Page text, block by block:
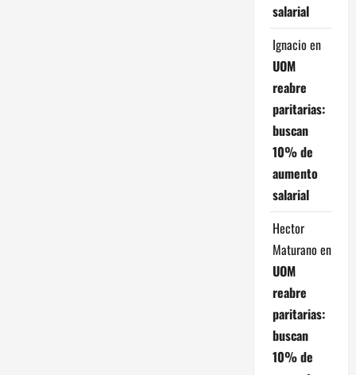
salarial
Ignacio en
UOM
reabre
paritarias:
buscan
10% de
aumento
salarial
Hector
Maturano en
UOM
reabre
paritarias:
buscan
10% de